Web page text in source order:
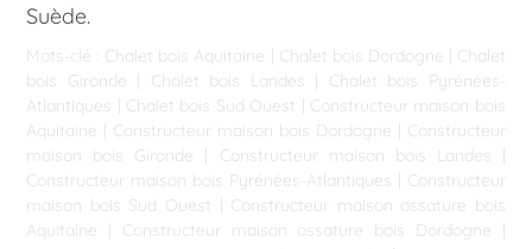
Suède.
Mots-clé : Chalet bois Aquitaine | Chalet bois Dordogne | Chalet
bois Gironde | Chalet bois Landes | Chalet bois Pyrénées-
Atlantiques | Chalet bois Sud Ouest | Constructeur maison bois
Aquitaine | Constructeur maison bois Dordogne | Constructeur
maison bois Gironde | Constructeur maison bois Landes |
Constructeur maison bois Pyrénées-Atlantiques | Constructeur
maison bois Sud Ouest | Constructeur maison ossature bois
Aquitaine | Constructeur maison ossature bois Dordogne |